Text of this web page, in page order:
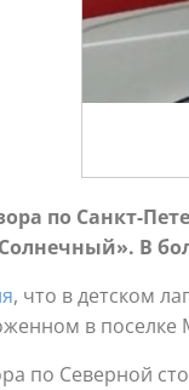
по Санкт-
В
, что в детском
в
по Северной